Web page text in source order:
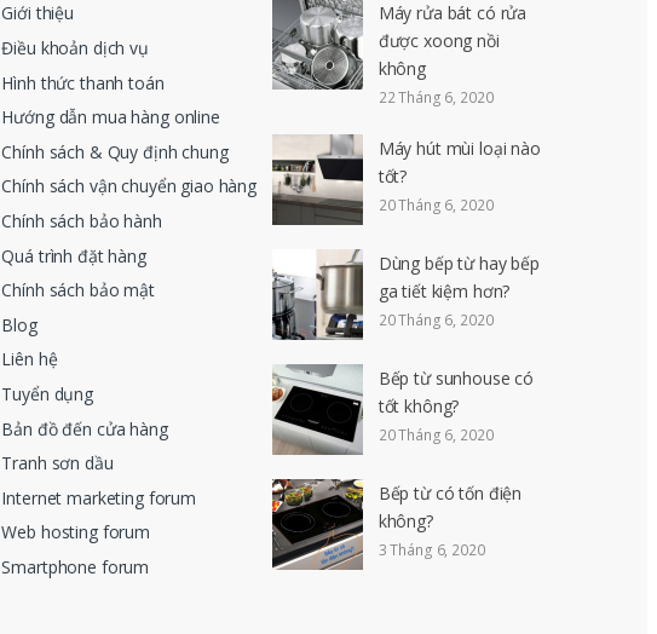
Giới thiệu
Điều khoản dịch vụ
Hình thức thanh toán
Hướng dẫn mua hàng online
Chính sách & Quy định chung
Chính sách vận chuyển giao hàng
Chính sách bảo hành
Quá trình đặt hàng
Chính sách bảo mật
Blog
Liên hệ
Tuyển dụng
Bản đồ đến cửa hàng
Tranh sơn dầu
Internet marketing forum
Web hosting forum
Smartphone forum
Máy rửa bát có rửa
được xoong nồi
không
22 Tháng 6, 2020
Máy hút mùi loại nào
tốt?
20 Tháng 6, 2020
Dùng bếp từ hay bếp
ga tiết kiệm hơn?
20 Tháng 6, 2020
Bếp từ sunhouse có
tốt không?
20 Tháng 6, 2020
Bếp từ có tốn điện
không?
3 Tháng 6, 2020